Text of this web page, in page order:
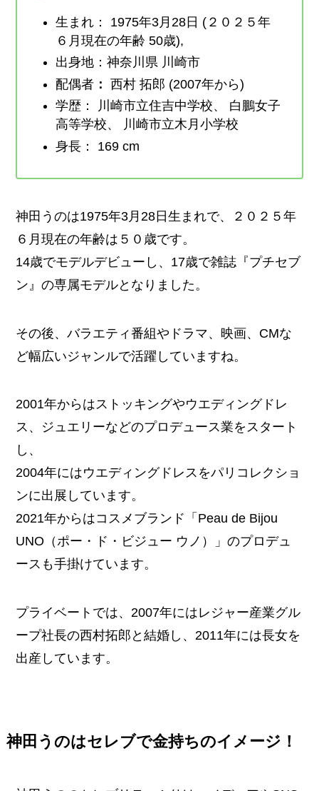
生まれ： 1975年3月28日 (２０２５年
６月現在の年齢 50歳),
出身地：神奈川県 川崎市
配偶者 ：西村 拓郎 (2007年から)
学歴： 川崎市立住吉中学校、 白鵬女子
高等学校、 川崎市立木月小学校
身長： 169 cm
神田うのは1975年3月28日生まれで、２０２５年
６月現在の年齢は５０歳です。
14歳でモデルデビューし、17歳で雑誌『プチセブ
ン』の専属モデルとなりました。
その後、バラエティ番組やドラマ、映画、CMな
ど幅広いジャンルで活躍していますね。
2001年からはストッキングやウエディングドレ
ス、ジュエリーなどのプロデュース業をスタート
し、
2004年にはウエディングドレスをパリコレクショ
ンに出展しています。
2021年からはコスメブランド「Peau de Bijou
UNO（ポー・ド・ビジュー ウノ）」のプロデュ
ースも手掛けています。
プライベートでは、2007年にはレジャー産業グル
ープ社長の西村拓郎と結婚し、2011年には長女を
出産しています。
神田うのはセレブで金持ちのイメージ！